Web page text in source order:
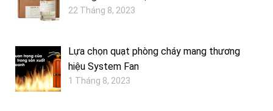
22 Tháng 8, 2023
Lựa chọn quạt phòng cháy mang thương
hiệu System Fan
1 Tháng 8, 2023